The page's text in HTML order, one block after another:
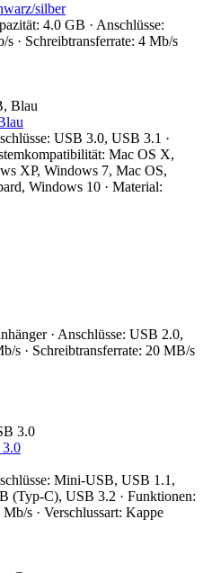
silber
4.0 GB · Anschlüsse:
· Schreibtransferrate: 4 Mb/s
USB 3.0, USB 3.1 ·
Mac OS X,
XP, Windows 7, Mac OS,
Windows 10 · Material:
· Anschlüsse: USB 2.0,
s · Schreibtransferrate: 20 MB/s
Mini-USB, USB 1.1,
(Typ-C), USB 3.2 · Funktionen:
s · Verschlussart: Kappe